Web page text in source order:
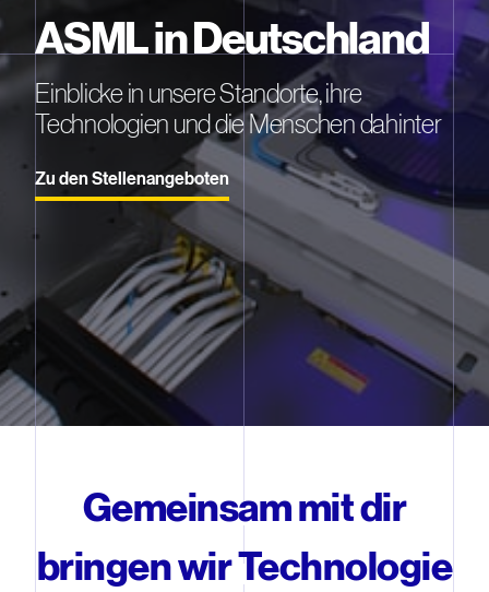
ASML in Deutschland
Einblicke in unsere Standorte, ihre
Technologien und die Menschen dahinter
Zu den Stellenangeboten
Gemeinsam mit dir
bringen wir Technologie